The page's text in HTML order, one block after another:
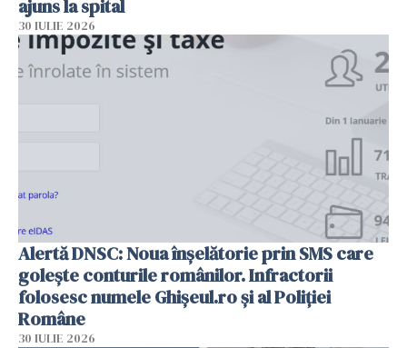
ajuns la spital
30 IULIE 2026
Alertă DNSC: Noua înșelătorie prin SMS care
golește conturile românilor. Infractorii
folosesc numele Ghișeul.ro și al Poliției
Române
30 IULIE 2026